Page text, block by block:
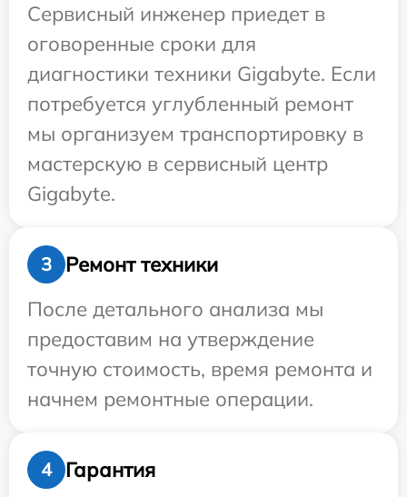
Сервисный инженер приедет в
оговоренные сроки для
диагностики техники Gigabyte. Если
потребуется углубленный ремонт
мы организуем транспортировку в
мастерскую в сервисный центр
Gigabyte.
3
Ремонт техники
После детального анализа мы
предоставим на утверждение
точную стоимость, время ремонта и
начнем ремонтные операции.
4
Гарантия